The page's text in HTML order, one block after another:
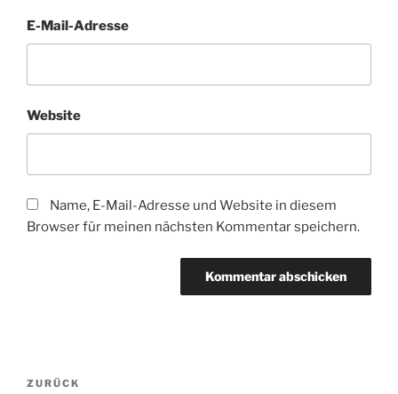
E-Mail-Adresse
Website
Name, E-Mail-Adresse und Website in diesem
Browser für meinen nächsten Kommentar speichern.
Beitragsnavigation
Vorheriger
ZURÜCK